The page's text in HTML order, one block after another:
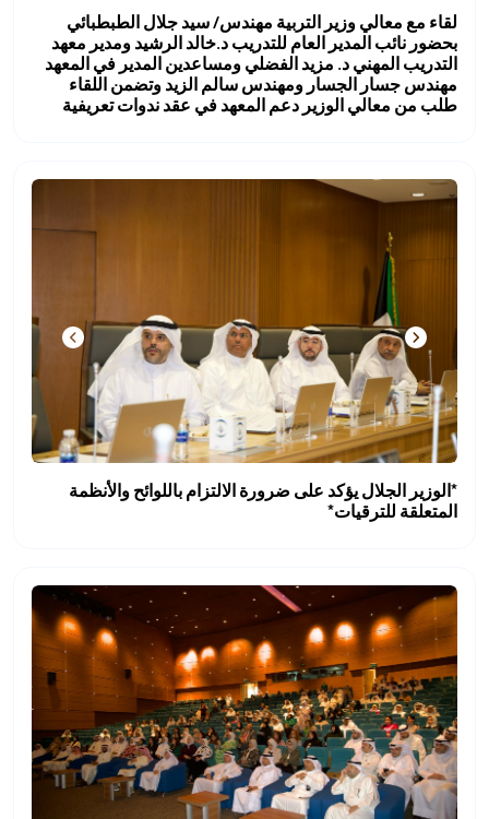
لقاء مع معالي وزير التربية مهندس/ سيد جلال الطبطبائي
بحضور نائب المدير العام للتدريب د.خالد الرشيد ومدير معهد
التدريب المهني د. مزيد الفضلي ومساعدين المدير في المعهد
مهندس جسار الجسار ومهندس سالم الزيد وتضمن اللقاء
طلب من معالي الوزير دعم المعهد في عقد ندوات تعريفية
*الوزير الجلال يؤكد على ضرورة الالتزام باللوائح والأنظمة
المتعلقة للترقيات*